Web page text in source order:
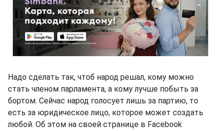
Надо сделать так, чтоб народ решал, кому можно
стать членом парламента, а кому лучше побыть за
бортом. Сейчас народ голосует лишь за партию, то
есть за юридическое лицо, которое может создать
любой. Об этом на своей странице в Facebook